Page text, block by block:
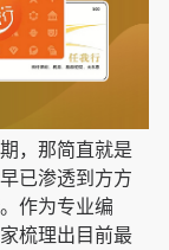
，那简直就是
已渗透到方方
作为专业编
梳理出目前最